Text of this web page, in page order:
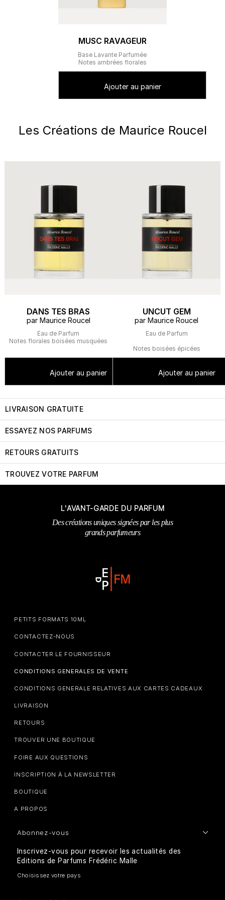
MUSC RAVAGEUR
Base Lavante Parfumée
Notes ambrées florales
Ajouter au panier
Les Créations de Maurice Roucel
DANS TES BRAS
par Maurice Roucel
Eau de Parfum
Notes florales boisées musquées
Ajouter au panier
UNCUT GEM
par Maurice Roucel
Eau de Parfum
Notes boisées épicées
Ajouter au panier
LIVRAISON GRATUITE
ESSAYEZ NOS PARFUMS
RETOURS GRATUITS
TROUVEZ VOTRE PARFUM
L'AVANT-GARDE DU PARFUM
Des créations uniques signées par les plus
grands parfumeurs
PETITS FORMATS 10ML
CONTACTEZ-NOUS
CONTACTER LE FOURNISSEUR
CONDITIONS GENERALES DE VENTE
CONDITIONS GENERALE RELATIVES AUX CARTES CADEAUX
LIVRAISON
RETOURS
TROUVER UNE BOUTIQUE
FOIRE AUX QUESTIONS
INSCRIPTION À LA NEWSLETTER
BOUTIQUE
A PROPOS
Abonnez-vous
Inscrivez-vous pour recevoir les actualités des
Editions de Parfums Frédéric Malle